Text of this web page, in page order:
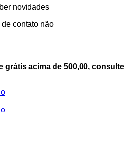
novidades
de contato não
grátis acima de 500,00, consulte